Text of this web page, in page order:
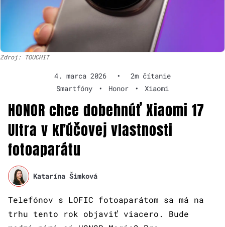
Zdroj: TOUCHIT
4. marca 2026 •
2m čítanie
Smartfóny
• Honor • Xiaomi
HONOR chce dobehnúť Xiaomi 17
Ultra v kľúčovej vlastnosti
fotoaparátu
Katarína Šimková
Telefónov s LOFIC fotoaparátom sa má na
trhu tento rok objaviť viacero. Bude